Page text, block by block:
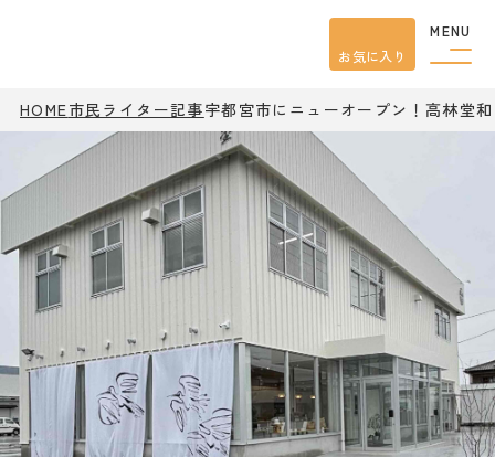
MENU
お気に入り
HOME市民ライター記事宇都宮市にニューオープン！高林堂
観光案内
特集
餃子
グルメ
観光スポット
イベント
モデル
コース
アクセス
ピックアップ
はじめての宇都宮